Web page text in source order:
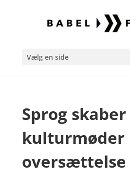
Vælg en side
Sprog
kulturmøder
oversættelse